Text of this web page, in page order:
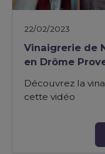
22/02/2023
Vinaigrerie de
en Drôme
Découvrez la
cette vidéo